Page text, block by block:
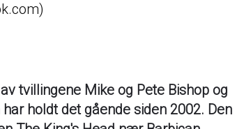
tvillingene Mike og Pete Bishop og
holdt det gående siden 2002. Den